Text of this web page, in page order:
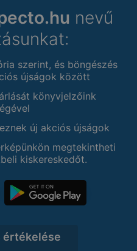
nevű
szerint, és böngészés
újságok között
könyvjelzőink
új akciós újságok
megtekintheti
kiskereskedőt.
értékelése